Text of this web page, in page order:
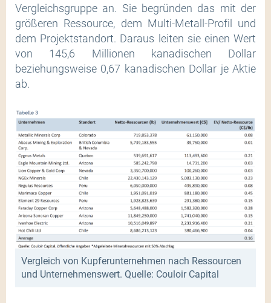
Vergleichsgruppe an. Sie begründen das mit der
größeren Ressource, dem Multi-Metall-Profil und
dem Projektstandort. Daraus leiten sie einen Wert
von 145,6 Millionen kanadischen Dollar
beziehungsweise 0,67 kanadischen Dollar je Aktie
ab.
Vergleich von Kupferunternehmen nach Ressourcen
und Unternehmenswert. Quelle: Couloir Capital